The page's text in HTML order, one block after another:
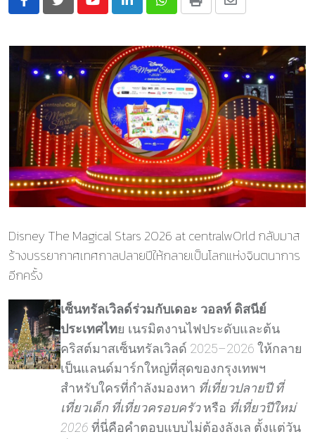
YoutubeLinkedInWhatsapp
Print
Share
Email
Disney The Magical Stars 2026 at centralwOrld กลับมาส
ร้างบรรยากาศเทศกาลปลายปีให้กลายเป็นโลกแห่งจินตนาการ
อีกครั้ง
เซ็นทรัลเวิลด์ร่วมกับเดอะ วอลท์ ดิสนีย์
ประเทศไทย เนรมิตงานไฟประดับและต้น
คริสต์มาสเซ็นทรัลเวิลด์ 2025–2026 ให้กลาย
เป็นแลนด์มาร์กใหญ่ที่สุดของกรุงเทพฯ
สำหรับใครที่กำลังมองหา ที่เที่ยวปลายปี ที่
เที่ยวเด็ก ที่เที่ยวครอบครัวหรือ ที่เที่ยวปีใหม่
2026 ที่นี่คือคำตอบแบบไม่ต้องลังเล ตั้งแต่วัน